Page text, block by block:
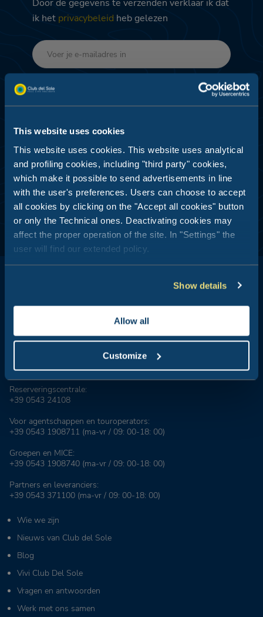
This website uses cookies
This website uses cookies. This website uses analytical
and profiling cookies, including "third party" cookies,
which make it possible to send advertisements in line
with the user's preferences. Users can choose to accept
all cookies by clicking on the "Accept all cookies" button
or only the Technical ones. Deactivating cookies may
affect the proper operation of the site. In "Settings" the
user will find our extended policy.
Show details
Allow all
Customize
Door de gegevens te verzenden verklaar ik dat
ik het privacybeleid heb gelezen
Verzenden
TOEGEWIJDE PROMO'S -
GEGEVENSVERWERKING EN -ANALYSE
Ik ga akkoord
Club del Sole staat synoniem voor vakanties in de open lucht: 29
vakantiedorpen op een steenworp afstand van de zee, in de
voor de Italiaanse zomer, de meest geliefde in Italië en in de
wereld.
Reserveringscentrale:
+39 0543 24108
Voor agentschappen en touroperators:
+39 0543 1908711 (ma-vr / 09: 00-18: 00)
Groepen en MICE:
+39 0543 1908740 (ma-vr / 09: 00-18: 00)
Partners en leveranciers:
+39 0543 371100 (ma-vr / 09: 00-18: 00)
Wie we zijn
Nieuws van Club del Sole
Blog
Vivi Club Del Sole
Vragen en antwoorden
Werk met ons samen